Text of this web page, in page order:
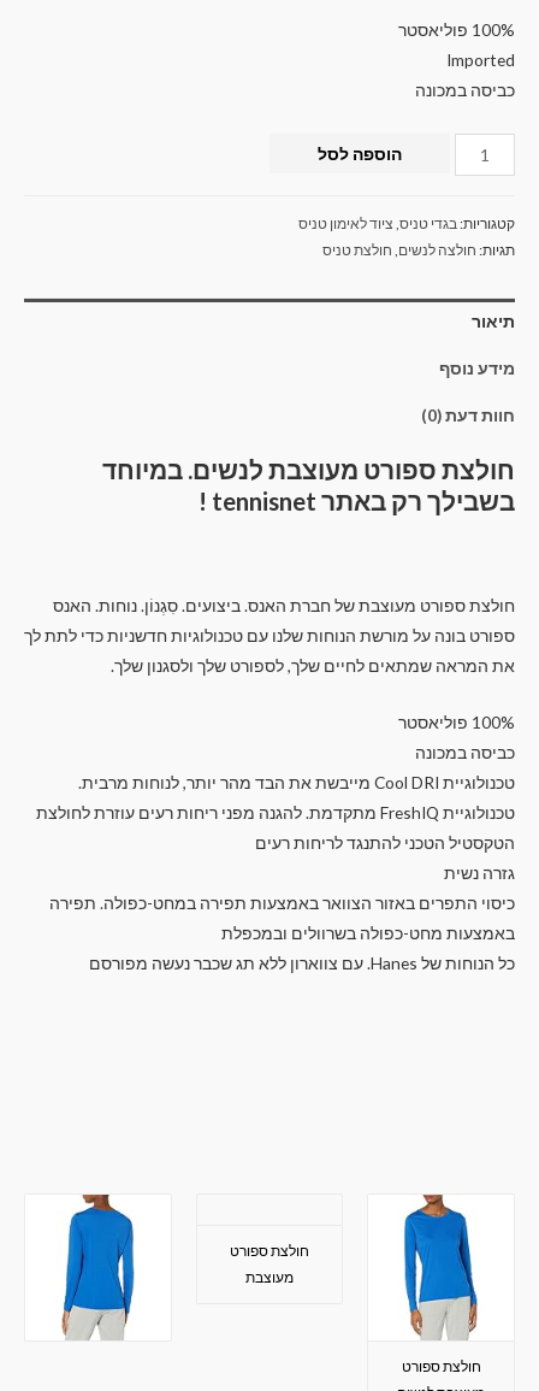
100% פוליאסטר
Imported
כביסה במכונה
הוספה לסל
קטגוריות: בגדי טניס, ציוד לאימון טניס
תגיות: חולצה לנשים, חולצת טניס
תיאור
מידע נוסף
חוות דעת (0)
חולצת ספורט מעוצבת לנשים. במיוחד
בשבילך רק באתר tennisnet !
חולצת ספורט מעוצבת של חברת האנס. ביצועים. סִגְנוֹן. נוחות. האנס
ספורט בונה על מורשת הנוחות שלנו עם טכנולוגיות חדשניות כדי לתת לך
את המראה שמתאים לחיים שלך, לספורט שלך ולסגנון שלך.
100% פוליאסטר
כביסה במכונה
טכנולוגיית Cool DRI מייבשת את הבד מהר יותר, לנוחות מרבית.
טכנולוגיית FreshIQ מתקדמת. להגנה מפני ריחות רעים עוזרת לחולצת
הטקסטיל הטכני להתנגד לריחות רעים
גזרה נשית
כיסוי התפרים באזור הצוואר באמצעות תפירה במחט-כפולה. תפירה
באמצעות מחט-כפולה בשרוולים ובמכפלת
כל הנוחות של Hanes. עם צווארון ללא תג שכבר נעשה מפורסם
חולצת ספורט
חולצת ספורט
מעוצבת